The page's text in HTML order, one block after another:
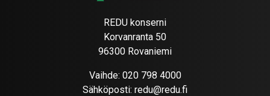
REDU konserni
Korvanranta 50
96300 Rovaniemi
Vaihde: 020 798 4000
Sähköposti: redu@redu.fi